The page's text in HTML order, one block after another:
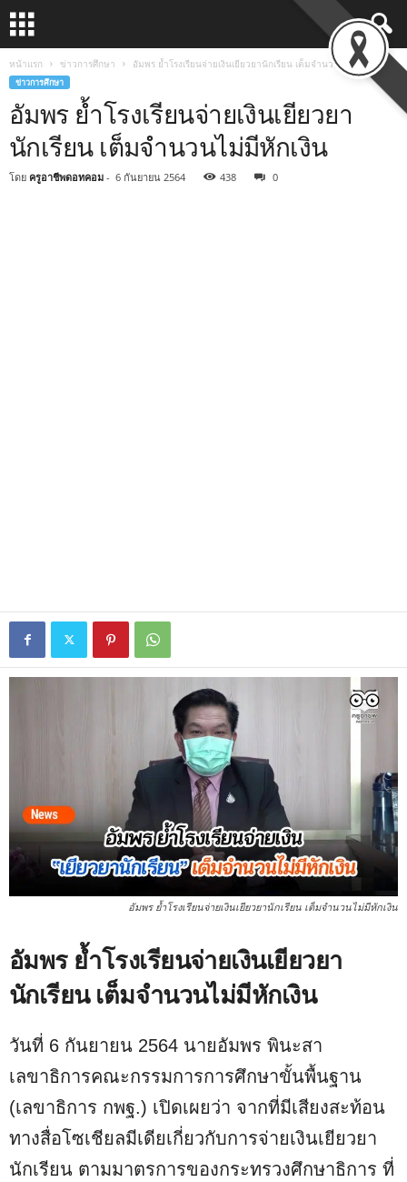
หน้าแรก ข่าวการศึกษา อัมพร ย้ำโรงเรียนจ่ายเงินเยียวยานักเรียน เต็มจำนวนไม่มีหักเงิน
ข่าวการศึกษา
อัมพร ย้ำโรงเรียนจ่ายเงินเยียวยา
นักเรียน เต็มจำนวนไม่มีหักเงิน
โดย ครูอาชีพดอทคอม - 6 กันยายน 2564 438 0
อัมพร ย้ำโรงเรียนจ่ายเงินเยียวยานักเรียน เต็มจำนวนไม่มีหักเงิน
อัมพร ย้ำโรงเรียนจ่ายเงินเยียวยา
นักเรียน เต็มจำนวนไม่มีหักเงิน
วันที่ 6 กันยายน 2564 นายอัมพร พินะสา
เลขาธิการคณะกรรมการการศึกษาขั้นพื้นฐาน
(เลขาธิการ กพฐ.) เปิดเผยว่า จากที่มีเสียงสะท้อน
ทางสื่อโซเชียลมีเดียเกี่ยวกับการจ่ายเงินเยียวยา
นักเรียน ตามมาตรการของกระทรวงศึกษาธิการ ที่